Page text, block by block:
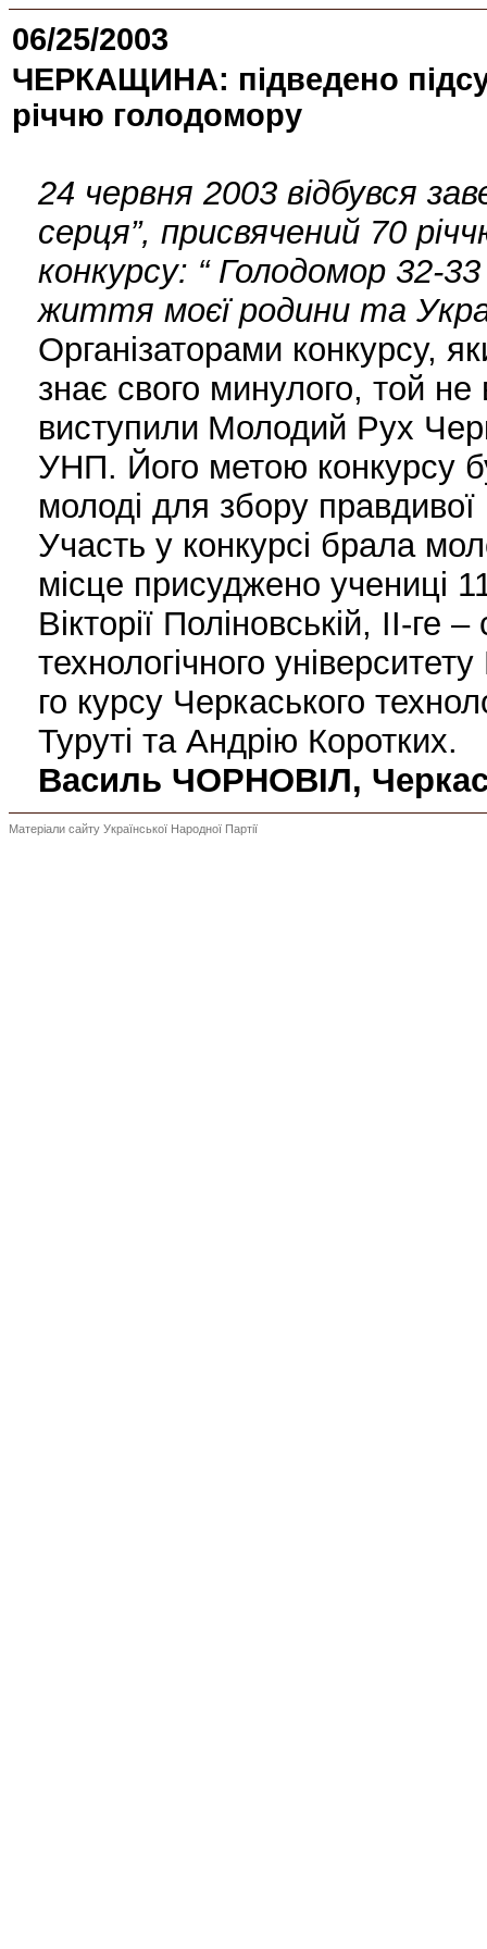
06/25/2003
ЧЕРКАЩИНА: підведено
річчю голодомору
24 червня 2003 відбувся
серця”, присвячений 70
конкурсу: “ Голодомор 32-
життя моєї родини та
Організаторами конкурсу,
знає свого минулого, той не
виступили Молодий Рух
УНП. Його метою конкурсу
молоді для збору правдивої
Участь у конкурсі брала
місце присуджено учениці
Вікторії Поліновській, ІІ-
технологічного
го курсу Черкаського
Туруті та Андрію Коротких.
Василь ЧОРНОВІЛ,
Матеріали сайту Української Народної Партії